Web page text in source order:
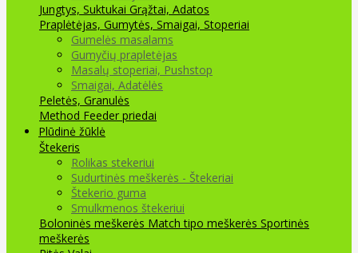
Jungtys, Suktukai Grąžtai, Adatos
Praplėtėjas, Gumytės, Smaigai, Stoperiai
Gumelės masalams
Gumyčių prapletėjas
Masalų stoperiai, Pushstop
Smaigai, Adatėlės
Peletės, Granulės
Method Feeder priedai
Plūdinė žūklė
Štekeris
Rolikas stekeriui
Sudurtinės meškerės - Štekeriai
Štekerio guma
Smulkmenos štekeriui
Boloninės meškerės Match tipo meškerės Sportinės
meškerės